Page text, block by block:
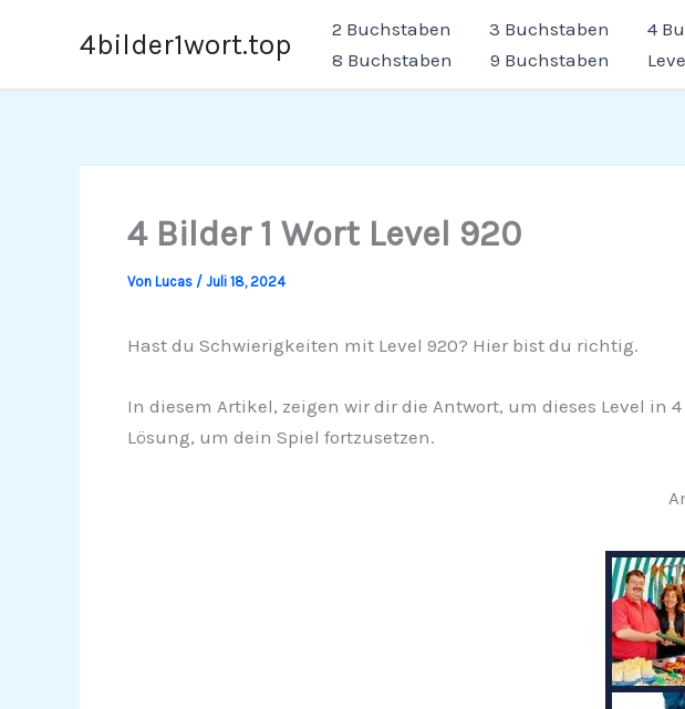
4bilder1wort.top 2 Buchstaben 3 Buchstaben 4
8 Buchstaben
9 Buchstaben
4 Bilder 1 Wort Level 920
Von Lucas / Juli 18, 2024
Hast du Schwierigkeiten mit Level 920? Hier bist du richtig.
In diesem Artikel, zeigen wir dir die Antwort, um dieses Level in
Lösung, um dein Spiel fortzusetzen.